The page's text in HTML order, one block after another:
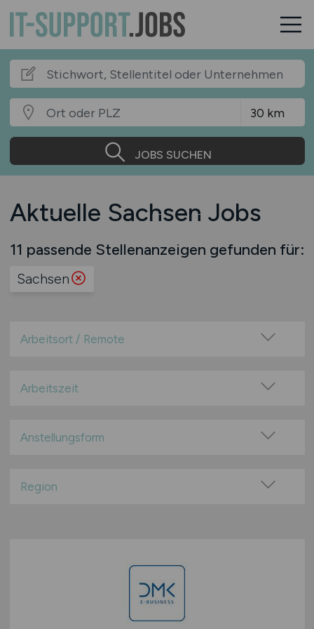
JOBS SUCHEN
Aktuelle Sachsen Jobs
11 passende Stellenanzeigen gefunden für:
Sachsen
Arbeitsort / Remote
Home-Office möglich / Hybrid
Remote aus dem Ausland möglich
Arbeitszeit
Teilzeit
Anstellungsform
befristete Anstellung
Arbeitnehmerüberlassung
geringfügige Beschäftigung / Minijob
Berufseinstieg / Trainee
Region